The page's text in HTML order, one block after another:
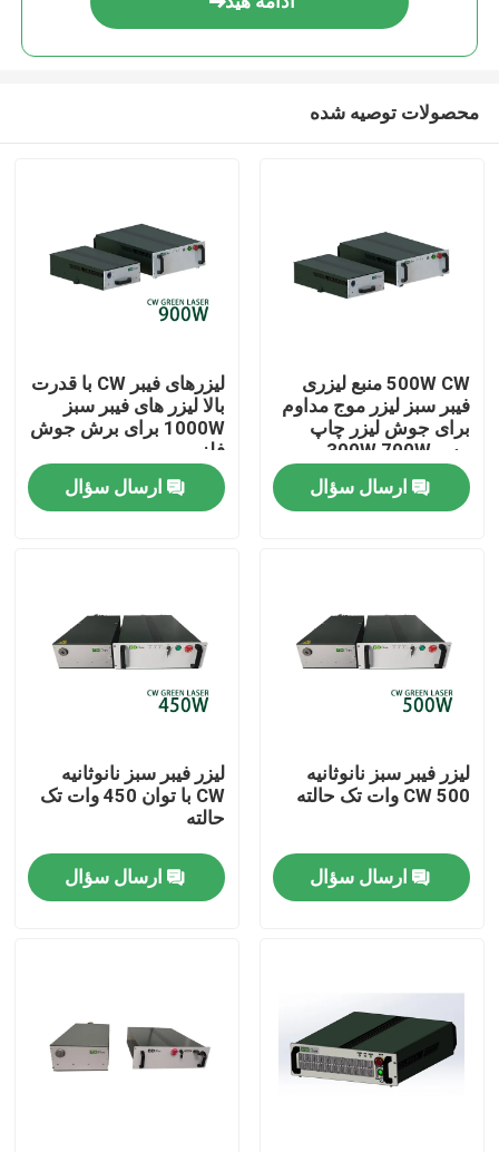
صفحه اصلی
فیلم های
نمایش واقعیت مجازی
درباره ما
تور کارخانه
با ما تماس بگیرید
درخواست نقل قول
محصولات توصیه شده
500W CW منبع لیزری
فیبر سبز لیزر موج مداوم
برای جوش لیزر چاپ
مس 300W 700W
1000W
ارسال سؤال
لیزرهای فیبر CW با قدرت
بالا لیزر های فیبر سبز
1000W برای برش جوش
فلز
ارسال سؤال
لیزر فیبر سبز نانوثانیه
CW 500 وات تک حالته
ارسال سؤال
لیزر فیبر سبز نانوثانیه
CW با توان 450 وات تک
حالته
ارسال سؤال